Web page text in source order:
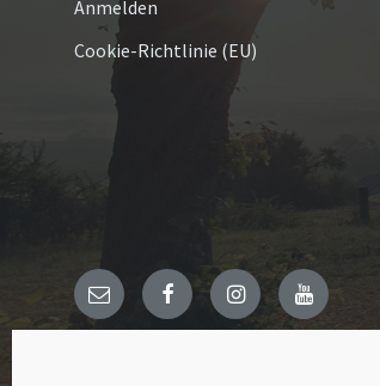
Anmelden
Cookie-Richtlinie (EU)
E- FacebookInstagramYouTube